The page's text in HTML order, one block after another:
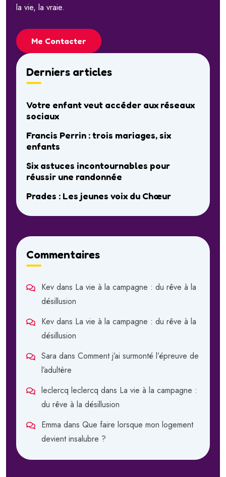
la vie, la vraie.
Me Contacter
Derniers articles
Votre enfant veut accéder aux réseaux
sociaux
Francis Perrin : trois mariages, six
enfants
Six astuces incontournables pour
réussir une randonnée
Prades : Les jeunes voix du Chœur
Commentaires
Kev dans La vie à la campagne : du rêve à la
désillusion
Kev dans La vie à la campagne : du rêve à la
désillusion
Sara dans Comment j’ai surmonté l’épreuve de
l’adultère
leclercq leclercq dans La vie à la campagne :
du rêve à la désillusion
Emma dans Que faire lorsque mon logement
devient insalubre ?